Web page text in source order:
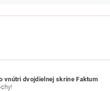
vnútri dvojdielnej skrine Faktum